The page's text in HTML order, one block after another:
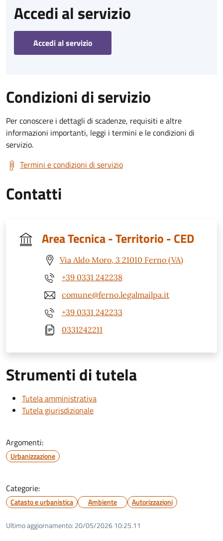
Accedi al servizio
Accedi al servizio
Condizioni di servizio
Per conoscere i dettagli di scadenze, requisiti e altre
informazioni importanti, leggi i termini e le condizioni di
servizio.
Termini e condizioni di servizio
Contatti
Area Tecnica - Territorio - CED
Via Aldo Moro, 3 21010 Ferno (VA)
+39 0331 242238
comune@ferno.legalmailpa.it
+39 0331 242233
0331242211
Strumenti di tutela
Tutela amministrativa
Tutela giurisdizionale
Argomenti:
Urbanizzazione
Categorie:
Catasto e urbanistica Ambiente Autorizzazioni
Ultimo aggiornamento: 20/05/2026 10:25.11